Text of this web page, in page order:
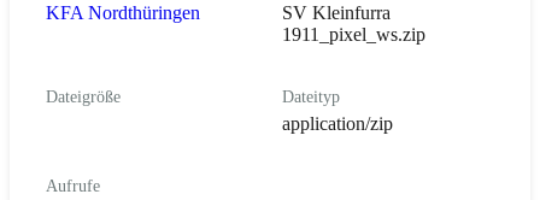
KFA Nordthüringen
SV Kleinfurra
1911_pixel_ws.zip
Dateigröße Dateityp
application/zip
Aufrufe